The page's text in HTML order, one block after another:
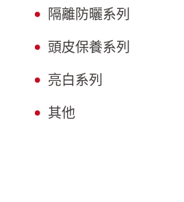
隔離防曬系列
頭皮保養系列
亮白系列
其他